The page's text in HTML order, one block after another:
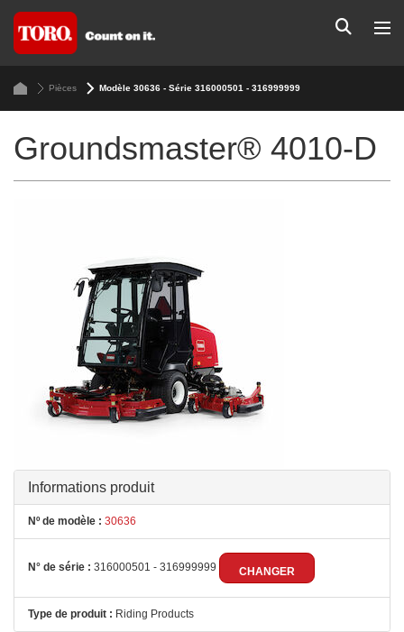
Pièces Modèle 30636 - Série 316000501 - 316999999
Groundsmaster® 4010-D
Informations produit
Nº de modèle : 30636
N° de série : 316000501 - 316999999 CHANGER
Type de produit : Riding Products